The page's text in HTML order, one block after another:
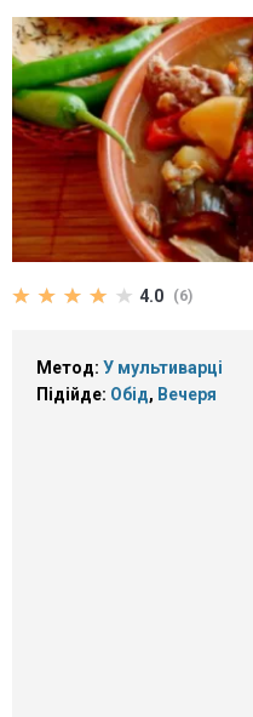
4.0 (6)
Метод: У мультиварці
Підійде: Обід, Вечеря